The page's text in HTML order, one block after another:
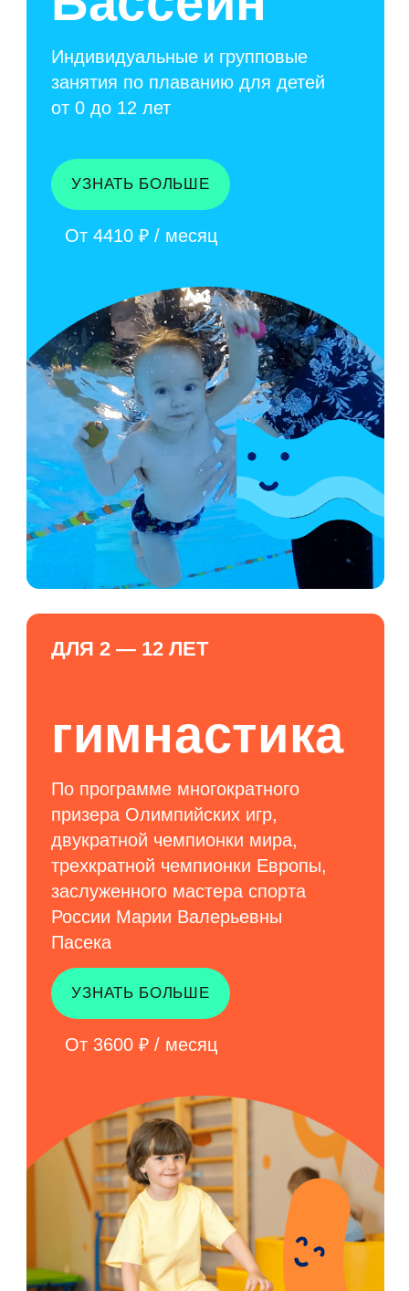
Развивающие
занятия
Классы по раннему развитию,
подготовка к школе и логопед
УЗНАТЬ БОЛЬШЕ
От 3798 ₽ / месяц
ДЛЯ 1.3 — 7 ЛЕТ
душ
алексеева
В рамках абонемента на
Нежный и эффективный
гидромассажер для оздоровления
УЗНАТЬ БОЛЬШЕ
ДЛЯ ВСЕХ ВОЗРАСТОВ